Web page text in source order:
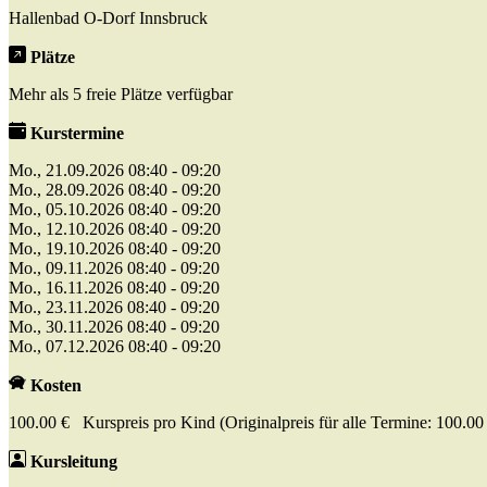
Hallenbad O-Dorf Innsbruck
Plätze
Mehr als 5 freie Plätze verfügbar
Kurstermine
Mo., 21.09.2026 08:40 - 09:20
Mo., 28.09.2026 08:40 - 09:20
Mo., 05.10.2026 08:40 - 09:20
Mo., 12.10.2026 08:40 - 09:20
Mo., 19.10.2026 08:40 - 09:20
Mo., 09.11.2026 08:40 - 09:20
Mo., 16.11.2026 08:40 - 09:20
Mo., 23.11.2026 08:40 - 09:20
Mo., 30.11.2026 08:40 - 09:20
Mo., 07.12.2026 08:40 - 09:20
Kosten
100.00 € Kurspreis pro Kind (Originalpreis für alle Termine: 100.00
Kursleitung